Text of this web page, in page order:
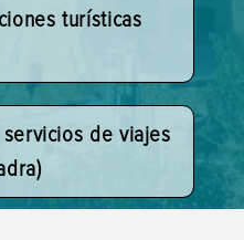
turísticas
de viajes